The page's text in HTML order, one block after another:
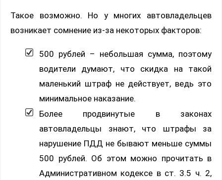
Такое возможно. Но у многих автовладельцев
возникает сомнение из-за некоторых факторов:
500 рублей – небольшая сумма, поэтому
водители думают, что скидка на такой
маленький штраф не действует, ведь это
минимальное наказание.
Более продвинутые в законах
автовладельцы знают, что штрафы за
нарушение ПДД не бывают меньше суммы
500 рублей. Об этом можно прочитать в
Административном кодексе в ст. 3.5 ч. 2,